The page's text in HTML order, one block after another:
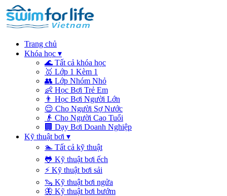
Trang chủ
Khóa học ▾
🌊 Tất cả khóa học
🥇 Lớp 1 Kèm 1
👥 Lớp Nhóm Nhỏ
👶 Học Bơi Trẻ Em
👨 Học Bơi Người Lớn
😌 Cho Người Sợ Nước
👴 Cho Người Cao Tuổi
🏢 Dạy Bơi Doanh Nghiệp
Kỹ thuật bơi ▾
🏊 Tất cả kỹ thuật
🐸 Kỹ thuật bơi ếch
⚡ Kỹ thuật bơi sải
🦦 Kỹ thuật bơi ngửa
🦋 Kỹ thuật bơi bướm